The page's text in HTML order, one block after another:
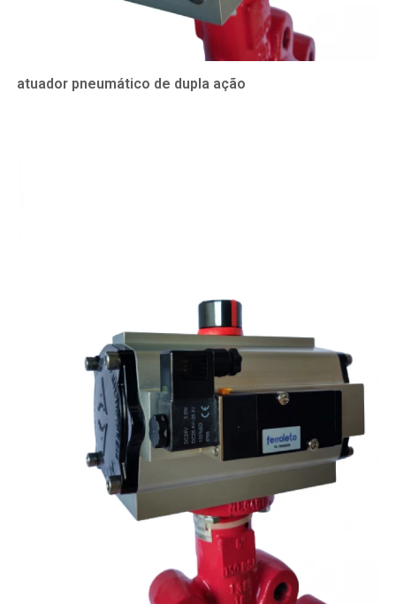
atuador pneumático de dupla ação